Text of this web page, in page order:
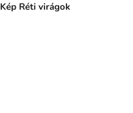
Kép Réti virágok